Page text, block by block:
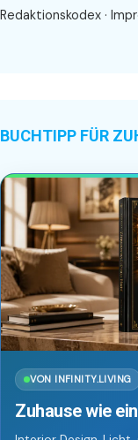
Redaktionskodex ·
BUCHTIPP FÜR
VON INFINITY.LIVING
Zuhause wie